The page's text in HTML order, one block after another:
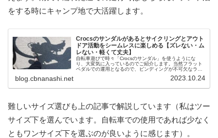
をする時にキャンプ地で大活躍します。
Crocsのサンダルがあるとサイクリングとアウト
ドア活動をシームレスに楽しめる【ズレない・ム
レない・軽くて丈夫】
自転車遊びで時々「Crocsのサンダル」を使うようにな
り、大変気に入っているのでご紹介します。当然フラット
ペダルでの運用となるので、ビンディングが不可欠なライ
blog.cbnanashi.net 2023.10.24
難しいサイズ選びも上の記事で解説しています（私はツー
サイズ下を選んでいます。自転車での使用であれば少なく
ともワンサイズ下を選ぶのが良いように感じます）。